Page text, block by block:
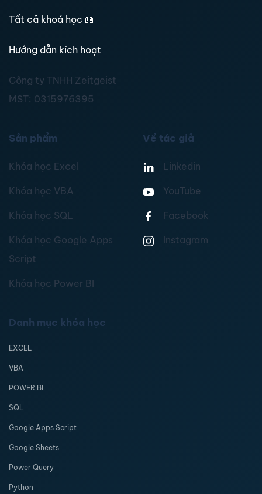
Tất cả khoá học 📖
Hướng dẫn kích hoạt
Công ty TNHH Zeitgeist
MST: 0315976395
Sản phẩm
Khóa học Excel
Khóa học VBA
Khóa học SQL
Khóa học Google Apps
Script
Khóa học Power BI
Về tác giả
Linkedin
YouTube
Facebook
Instagram
Danh mục khóa học
EXCEL
VBA
POWER BI
SQL
Google Apps Script
Google Sheets
Power Query
Python